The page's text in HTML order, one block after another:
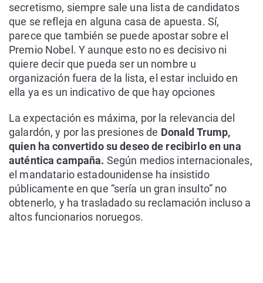
secretismo, siempre sale una lista de candidatos
que se refleja en alguna casa de apuesta. Sí,
parece que también se puede apostar sobre el
Premio Nobel. Y aunque esto no es decisivo ni
quiere decir que pueda ser un nombre u
organización fuera de la lista, el estar incluido en
ella ya es un indicativo de que hay opciones
La expectación es máxima, por la relevancia del
galardón, y por las presiones de Donald Trump,
quien ha convertido su deseo de recibirlo en una
auténtica campaña. Según medios internacionales,
el mandatario estadounidense ha insistido
públicamente en que “sería un gran insulto” no
obtenerlo, y ha trasladado su reclamación incluso a
altos funcionarios noruegos.